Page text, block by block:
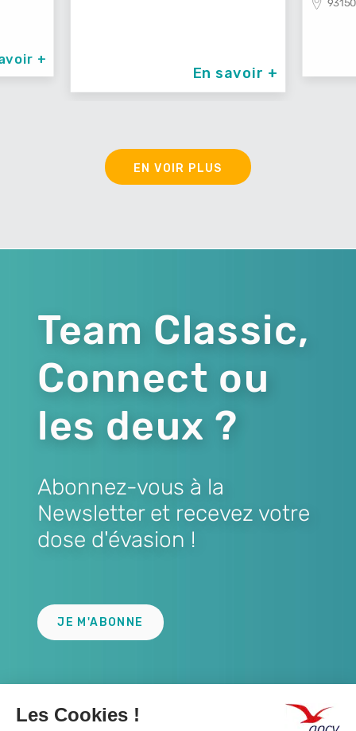
En savoir +
93150 Le Blanc
EN VOIR PLUS
Team Classic,
Connect ou
les deux ?
Abonnez-vous à la
Newsletter et recevez votre
dose d'évasion !
JE M'ABONNE